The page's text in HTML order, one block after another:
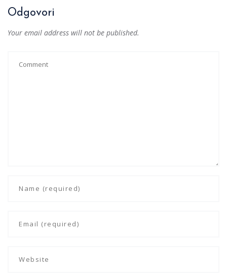
Odgovori
Your email address will not be published.